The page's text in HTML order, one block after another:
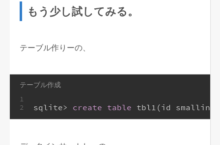
もう少し試してみる。
テーブル作りーの、
テーブル作成
1
2
sqlite> create table tbl1(id smallint